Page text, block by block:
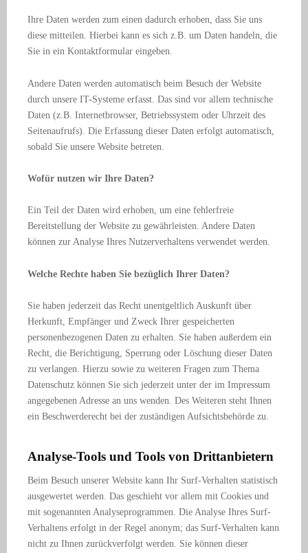
Ihre Daten werden zum einen dadurch erhoben, dass Sie uns
diese mitteilen. Hierbei kann es sich z.B. um Daten handeln, die
Sie in ein Kontaktformular eingeben.
Andere Daten werden automatisch beim Besuch der Website
durch unsere IT-Systeme erfasst. Das sind vor allem technische
Daten (z.B. Internetbrowser, Betriebssystem oder Uhrzeit des
Seitenaufrufs). Die Erfassung dieser Daten erfolgt automatisch,
sobald Sie unsere Website betreten.
Wofür nutzen wir Ihre Daten?
Ein Teil der Daten wird erhoben, um eine fehlerfreie
Bereitstellung der Website zu gewährleisten. Andere Daten
können zur Analyse Ihres Nutzerverhaltens verwendet werden.
Welche Rechte haben Sie bezüglich Ihrer Daten?
Sie haben jederzeit das Recht unentgeltlich Auskunft über
Herkunft, Empfänger und Zweck Ihrer gespeicherten
personenbezogenen Daten zu erhalten. Sie haben außerdem ein
Recht, die Berichtigung, Sperrung oder Löschung dieser Daten
zu verlangen. Hierzu sowie zu weiteren Fragen zum Thema
Datenschutz können Sie sich jederzeit unter der im Impressum
angegebenen Adresse an uns wenden. Des Weiteren steht Ihnen
ein Beschwerderecht bei der zuständigen Aufsichtsbehörde zu.
Analyse-Tools und Tools von Drittanbietern
Beim Besuch unserer Website kann Ihr Surf-Verhalten statistisch
ausgewertet werden. Das geschieht vor allem mit Cookies und
mit sogenannten Analyseprogrammen. Die Analyse Ihres Surf-
Verhaltens erfolgt in der Regel anonym; das Surf-Verhalten kann
nicht zu Ihnen zurückverfolgt werden. Sie können dieser